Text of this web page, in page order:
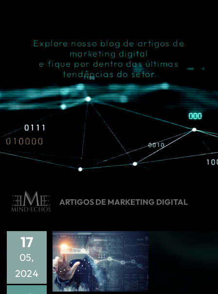
CONTATO
Explore nosso blog de artigos de
marketing digital
e fique por dentro das últimas
tendências do setor
ARTIGOS DE MARKETING DIGITAL
17
05,
2024